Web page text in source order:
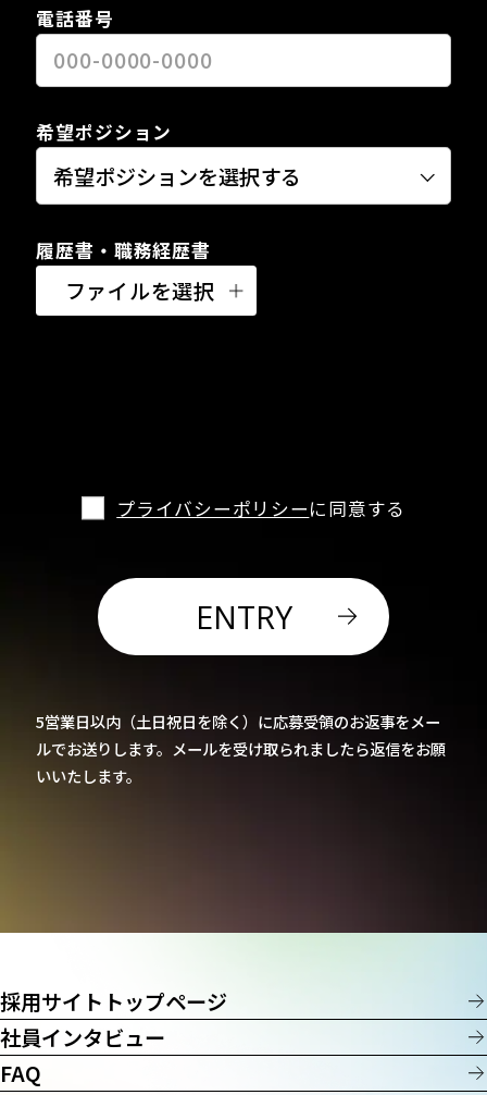
電話番号
希望ポジション
履歴書・職務経歴書
ファイルを選択
プライバシーポリシーに同意する
ENTRY
5営業日以内（土日祝日を除く）に応募受領のお返事をメー
ルでお送りします。 メールを受け取られましたら返信をお願
いいたします。
採用サイトトップページ
社員インタビュー
FAQ